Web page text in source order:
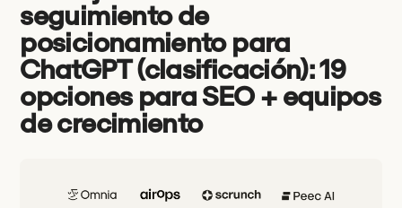
seguimiento de
posicionamiento para
ChatGPT (clasificación): 19
opciones para SEO + equipos
de crecimiento